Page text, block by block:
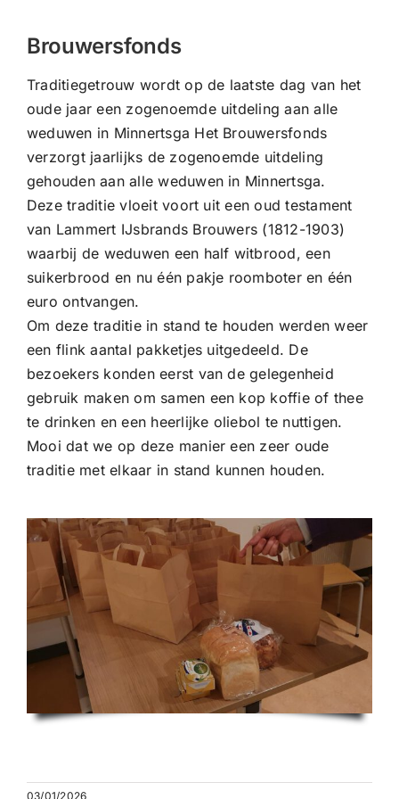
Zoeken
Brouwersfonds
Traditiegetrouw wordt op de laatste dag van het
oude jaar een zogenoemde uitdeling aan alle
weduwen in Minnertsga Het Brouwersfonds
verzorgt jaarlijks de zogenoemde uitdeling
gehouden aan alle weduwen in Minnertsga.
Deze traditie vloeit voort uit een oud testament
van Lammert IJsbrands Brouwers (1812-1903)
waarbij de weduwen een half witbrood, een
suikerbrood en nu één pakje roomboter en één
euro ontvangen.
Om deze traditie in stand te houden werden weer
een flink aantal pakketjes uitgedeeld. De
bezoekers konden eerst van de gelegenheid
gebruik maken om samen een kop koffie of thee
te drinken en een heerlijke oliebol te nuttigen.
Mooi dat we op deze manier een zeer oude
traditie met elkaar in stand kunnen houden.
03/01/2026